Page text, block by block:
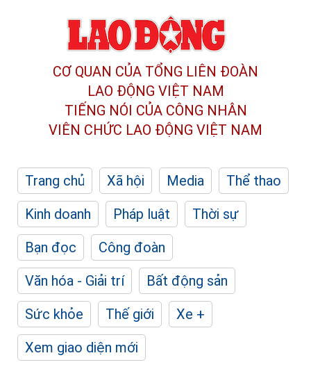
CƠ QUAN CỦA TỔNG LIÊN ĐOÀN
LAO ĐỘNG VIỆT NAM
TIẾNG NÓI CỦA CÔNG NHÂN
VIÊN CHỨC LAO ĐỘNG VIỆT NAM
Trang chủ Xã hội Media
Thể thao
Kinh doanh
Pháp luật
Thời sự
Bạn đọc
Công đoàn
Văn hóa - Giải trí
Bất động sản
Sức khỏe
Thế giới
Xe +
Xem giao diện mới